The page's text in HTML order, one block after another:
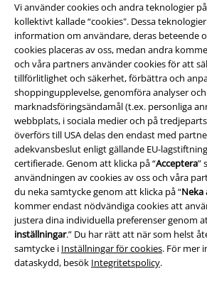
Vi använder cookies och andra teknologier
kollektivt kallade “cookies". Dessa
information om användare, deras beteende
cookies placeras av oss, medan andra
och våra partners använder cookies för att
tillförlitlighet och säkerhet, förbättra och
shoppingupplevelse, genomföra analyser
marknadsföringsändamål (t.ex. personliga
webbplats, i sociala medier och på
överförs till USA delas den endast med
adekvansbeslut enligt gällande EU-
certifierade. Genom att klicka på “Acceptera”
användningen av cookies av oss och våra
du neka samtycke genom att klicka på “Neka
kommer endast nödvändiga cookies att
justera dina individuella preferenser genom
inställningar.” Du har rätt att när som helst
samtycke i Inställningar för cookies. För mer
dataskydd, besök Integritetspolicy.
Inställningar för cookies
Bekräfta ångrat köp
Alla priser inkl. moms.Fraktkostnad
© 1986-2026 E.M.P. Merchandising HGmbH
Våra onlinebutiker
EMP International
EMP France
EMP Deutschland